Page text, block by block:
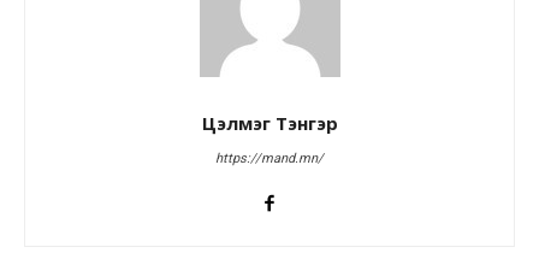
Цэлмэг Тэнгэр
https://mand.mn/